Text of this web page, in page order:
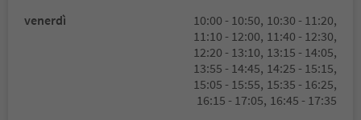
venerdì
10:00 - 10:50, 10:30 - 11:20,
11:10 - 12:00, 11:40 - 12:30,
12:20 - 13:10, 13:15 - 14:05,
13:55 - 14:45, 14:25 - 15:15,
15:05 - 15:55, 15:35 - 16:25,
16:15 - 17:05, 16:45 - 17:35